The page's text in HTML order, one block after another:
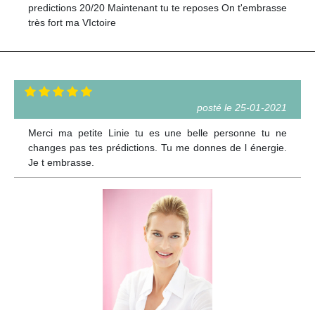
predictions 20/20 Maintenant tu te reposes On t'embrasse
très fort ma VIctoire
posté le 25-01-2021
Merci ma petite Linie tu es une belle personne tu ne
changes pas tes prédictions. Tu me donnes de l énergie.
Je t embrasse.